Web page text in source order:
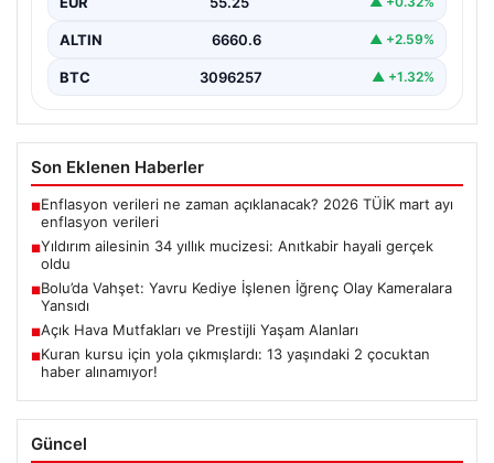
ALTIN 6660.6 ▲ +2.59%
BTC 3096257 ▲ +1.32%
Son Eklenen Haberler
■Enflasyon verileri ne zaman açıklanacak? 2026 TÜİK mart ayı
enflasyon verileri
■Yıldırım ailesinin 34 yıllık mucizesi: Anıtkabir hayali gerçek
oldu
■Bolu’da Vahşet: Yavru Kediye İşlenen İğrenç Olay Kameralara
Yansıdı
■Açık Hava Mutfakları ve Prestijli Yaşam Alanları
■Kuran kursu için yola çıkmışlardı: 13 yaşındaki 2 çocuktan
haber alınamıyor!
Güncel